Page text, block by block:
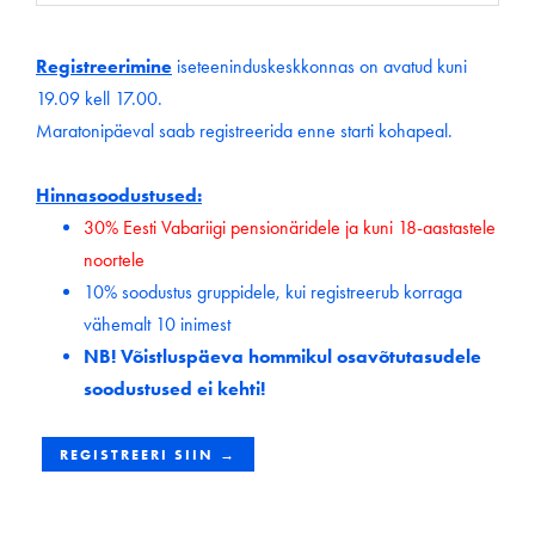
Registreerimine iseteeninduskeskkonnas on avatud kuni
19.09 kell 17.00.
Maratonipäeval saab registreerida enne starti kohapeal.
Hinnasoodustused:
30% Eesti Vabariigi pensionäridele ja kuni 18-aastastele
noortele
10% soodustus gruppidele, kui registreerub korraga
vähemalt 10 inimest
NB! Võistluspäeva hommikul osavõtutasudele
soodustused ei kehti!
REGISTREERI SIIN →